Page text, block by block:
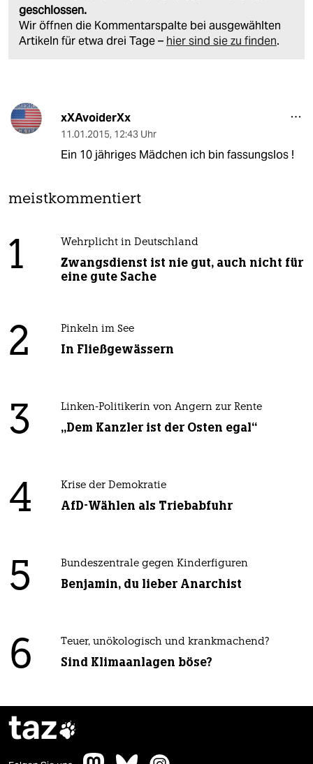
geschlossen.
Wir öffnen die Kommentarspalte bei ausgewählten
Artikeln für etwa drei Tage – hier sind sie zu finden.
xXAvoiderXx
11.01.2015, 12:43 Uhr
Ein 10 jähriges Mädchen ich bin fassungslos !
meistkommentiert
1 Wehrplicht in Deutschland
Zwangsdienst ist nie gut, auch nicht für
eine gute Sache
2 Pinkeln im See
In Fließgewässern
3 Linken-Politikerin von Angern zur Rente
„Dem Kanzler ist der Osten egal“
4 Krise der Demokratie
AfD-Wählen als Triebabfuhr
5 Bundeszentrale gegen Kinderfiguren
Benjamin, du lieber Anarchist
6 Teuer, unökologisch und krankmachend?
Sind Klimaanlagen böse?
taz